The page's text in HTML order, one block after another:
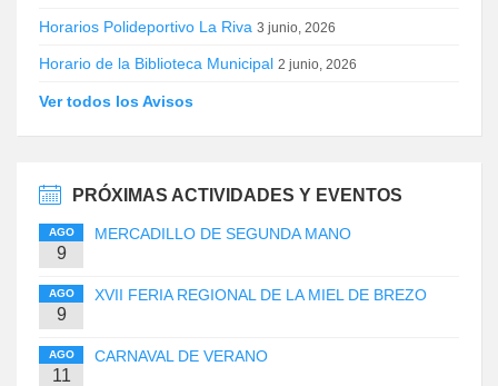
Horarios Polideportivo La Riva 3 junio, 2026
Horario de la Biblioteca Municipal 2 junio, 2026
Ver todos los Avisos
PRÓXIMAS ACTIVIDADES Y EVENTOS
AGO
9
MERCADILLO DE SEGUNDA MANO
AGO
9
XVII FERIA REGIONAL DE LA MIEL DE BREZO
AGO
11
CARNAVAL DE VERANO